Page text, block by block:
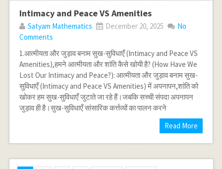
Intimacy and Peace VS Amenities
Satyam Mathematics December 20, 2025
No
Comments
1.आत्मीयता और जुड़ाव बनाम सुख-सुविधाएँ (Intimacy and Peace VS
Amenities),हमने आत्मीयता और शांति कैसे खोयी है? (How Have We
Lost Our Intimacy and Peace?): आत्मीयता और जुड़ाव बनाम सुख-
सुविधाएँ (Intimacy and Peace VS Amenities) में अपनापन,शांति को
खोकर हम सुख-सुविधाएँ जुटाते जा रहे हैं।जबकि सच्ची संपदा अपनापन
जुड़ाव ही है।सुख-सुविधाएँ सांसारिक कर्त्तव्यों का पालन करने
Read More